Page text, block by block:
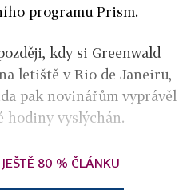
programu Prism.
kdy si Greenwald
letiště v Rio de Janeiru,
pak novinářům vyprávěl
hodiny vyslýchán.
80 % ČLÁNKU